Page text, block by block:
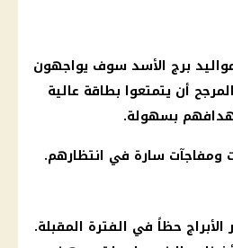
برج الأسد سوف يواجهون
أن يتمتعوا بطاقة عالية
بسهولة.
ومفاجآت سارة في انتظارهم.
الأبراج حظاً في الفترة المقبلة.